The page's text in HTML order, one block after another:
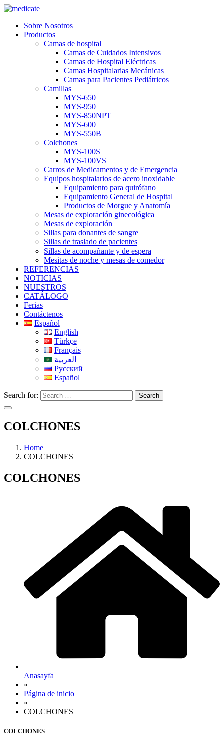
Sobre Nosotros
Productos
Camas de hospital
Camas de Cuidados Intensivos
Camas de Hospital Eléctricas
Camas Hospitalarias Mecánicas
Camas para Pacientes Pediátricos
Camillas
MYS-650
MYS-950
MYS-850NPT
MYS-600
MYS-550B
Colchones
MYS-100S
MYS-100VS
Carros de Medicamentos y de Emergencia
Equipos hospitalarios de acero inoxidable
Equipamiento para quirófano
Equipamiento General de Hospital
Productos de Morgue y Anatomía
Mesas de exploración ginecológica
Mesas de exploración
Sillas para donantes de sangre
Sillas de traslado de pacientes
Sillas de acompañante y de espera
Mesitas de noche y mesas de comedor
REFERENCIAS
NOTICIAS
NUESTROS
CATÁLOGO
Ferias
Contáctenos
Español
English
Türkçe
Français
العربية
Русский
Español
Search for: Search
COLCHONES
Home
COLCHONES
COLCHONES
Anasayfa
»
Página de inicio
»
COLCHONES
COLCHONES